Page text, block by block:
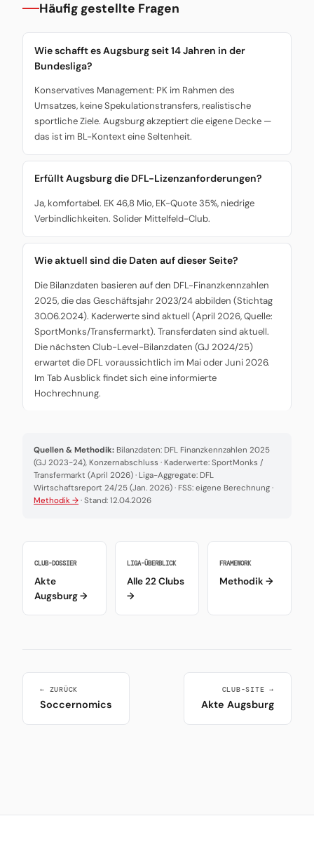
Häufig gestellte Fragen
Wie schafft es Augsburg seit 14 Jahren in der
Bundesliga?
Konservatives Management: PK im Rahmen des
Umsatzes, keine Spekulationstransfers, realistische
sportliche Ziele. Augsburg akzeptiert die eigene Decke —
das ist im BL-Kontext eine Seltenheit.
Erfüllt Augsburg die DFL-Lizenzanforderungen?
Ja, komfortabel. EK 46,8 Mio, EK-Quote 35%, niedrige
Verbindlichkeiten. Solider Mittelfeld-Club.
Wie aktuell sind die Daten auf dieser Seite?
Die Bilanzdaten basieren auf den DFL-Finanzkennzahlen
2025, die das Geschäftsjahr 2023/24 abbilden (Stichtag
30.06.2024). Kaderwerte sind aktuell (April 2026, Quelle:
SportMonks/Transfermarkt). Transferdaten sind aktuell.
Die nächsten Club-Level-Bilanzdaten (GJ 2024/25)
erwartet die DFL voraussichtlich im Mai oder Juni 2026.
Im Tab Ausblick findet sich eine informierte
Hochrechnung.
Quellen & Methodik: Bilanzdaten: DFL Finanzkennzahlen 2025
(GJ 2023-24), Konzernabschluss · Kaderwerte: SportMonks /
Transfermarkt (April 2026) · Liga-Aggregate: DFL
Wirtschaftsreport 24/25 (Jan. 2026) · FSS: eigene Berechnung ·
Methodik → · Stand: 12.04.2026
CLUB-DOSSIER
Akte
Augsburg →
LIGA-ÜBERBLICK
Alle 22 Clubs
→
FRAMEWORK
Methodik →
← ZURÜCK
Soccernomics
CLUB-SITE →
Akte Augsburg